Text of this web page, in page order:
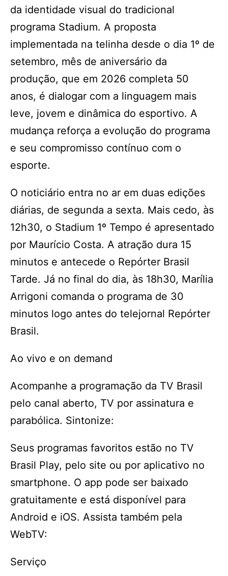
da identidade visual do tradicional
programa Stadium. A proposta
implementada na telinha desde o dia 1º de
setembro, mês de aniversário da
produção, que em 2026 completa 50
anos, é dialogar com a linguagem mais
leve, jovem e dinâmica do esportivo. A
mudança reforça a evolução do programa
e seu compromisso contínuo com o
esporte.
O noticiário entra no ar em duas edições
diárias, de segunda a sexta. Mais cedo, às
12h30, o Stadium 1º Tempo é apresentado
por Maurício Costa. A atração dura 15
minutos e antecede o Repórter Brasil
Tarde. Já no final do dia, às 18h30, Marília
Arrigoni comanda o programa de 30
minutos logo antes do telejornal Repórter
Brasil.
Ao vivo e on demand
Acompanhe a programação da TV Brasil
pelo canal aberto, TV por assinatura e
parabólica. Sintonize:
Seus programas favoritos estão no TV
Brasil Play, pelo site ou por aplicativo no
smartphone. O app pode ser baixado
gratuitamente e está disponível para
Android e iOS. Assista também pela
WebTV:
Serviço